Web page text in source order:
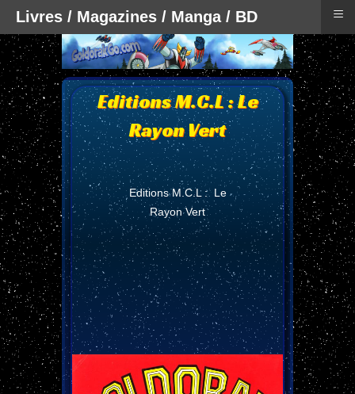
Editions M.C.L : Le
Rayon Vert
Editions M.C.L : Le
Rayon Vert
Livres / Magazines / Manga / BD ≡